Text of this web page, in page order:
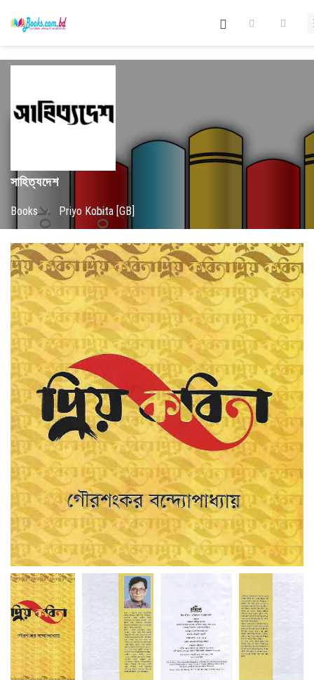
সাহিত্যদেশ
Books / Priyo Kobita [GB]